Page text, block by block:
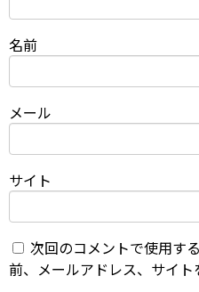
名前
メール
サイト
次回のコメントで使用す
前、メールアドレス、サイト